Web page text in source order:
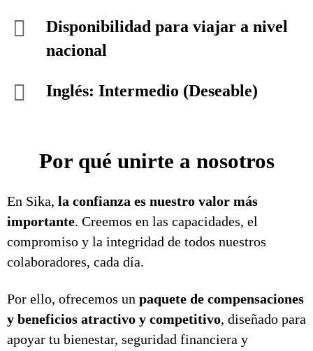
Disponibilidad para viajar a nivel
nacional
Inglés: Intermedio (Deseable)
Por qué unirte a nosotros
En Sika, la confianza es nuestro valor más
importante. Creemos en las capacidades, el
compromiso y la integridad de todos nuestros
colaboradores, cada día.
Por ello, ofrecemos un paquete de compensaciones
y beneficios atractivo y competitivo, diseñado para
apoyar tu bienestar, seguridad financiera y